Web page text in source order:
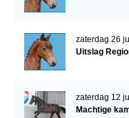
zaterdag 26
Uitslag
zaterdag 12
Machtige